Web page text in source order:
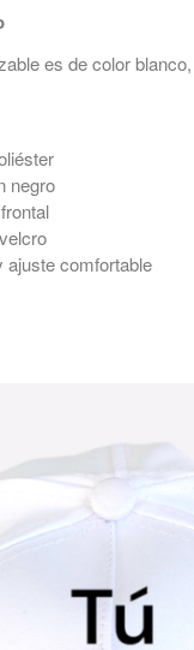
es de color
negro
velcro
ajuste comfortable